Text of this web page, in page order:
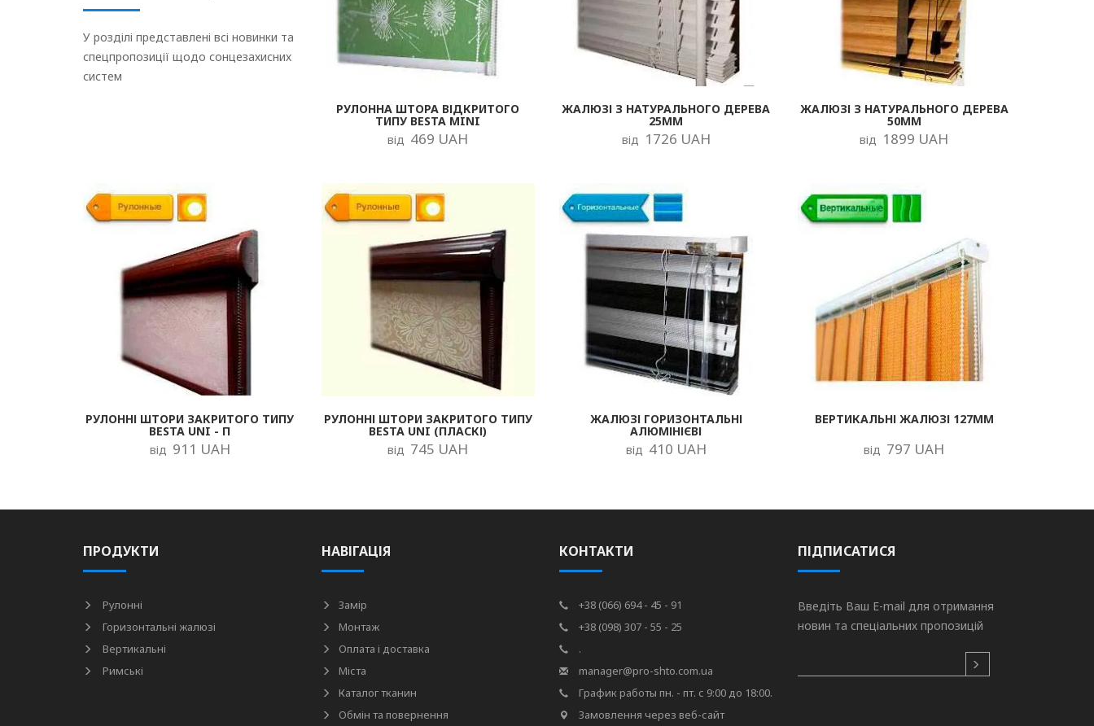
У розділі представлені всі новинки та
спецпропозиції щодо сонцезахисних
систем
РУЛОННА ШТОРА ВІДКРИТОГО
ТИПУ BESTA MINI
від 469 UAH
ЖАЛЮЗІ З НАТУРАЛЬНОГО ДЕРЕВА
25ММ
від 1726 UAH
ЖАЛЮЗІ З НАТУРАЛЬНОГО ДЕРЕВА
50ММ
від 1899 UAH
РУЛОННІ ШТОРИ ЗАКРИТОГО ТИПУ
BESTA UNI - П
від 911 UAH
РУЛОННІ ШТОРИ ЗАКРИТОГО ТИПУ
BESTA UNI (ПЛАСКІ)
від 745 UAH
ЖАЛЮЗІ ГОРИЗОНТАЛЬНІ
АЛЮМІНІЄВІ
від 410 UAH
ВЕРТИКАЛЬНІ ЖАЛЮЗІ 127ММ
від 797 UAH
ПРОДУКТИ
Рулонні
Горизонтальні жалюзі
Вертикальні
Римські
НАВІГАЦІЯ
Замір
Монтаж
Оплата і доставка
Міста
Каталог тканин
Обмін та повернення
КОНТАКТИ
+38 (066) 694 - 45 - 91
+38 (098) 307 - 55 - 25
.
manager@pro-shto.com.ua
График работы пн. - пт. с 9:00 до 18:00.
Замовлення через веб-сайт
ПІДПИСАТИСЯ
Введіть Ваш E-mail для отримання
новин та спеціальних пропозицій